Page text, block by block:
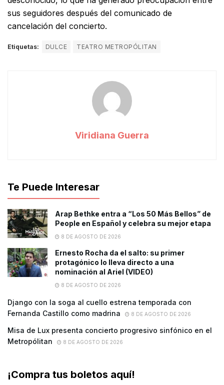
sus seguidores después del comunicado de
cancelación del concierto.
Etiquetas: DULCE TEATRO METROPÓLITAN
Viridiana Guerra
Te Puede Interesar
Arap Bethke entra a “Los 50 Más Bellos” de
People en Español y celebra su mejor etapa
8 DE AGOSTO DE 2026
Ernesto Rocha da el salto: su primer
protagónico lo lleva directo a una
nominación al Ariel (VIDEO)
8 DE AGOSTO DE 2026
Django con la soga al cuello estrena temporada con
Fernanda Castillo como madrina
8 DE AGOSTO DE 2026
Misa de Lux presenta concierto progresivo sinfónico en el
Metropólitan
8 DE AGOSTO DE 2026
¡Compra tus boletos aquí!